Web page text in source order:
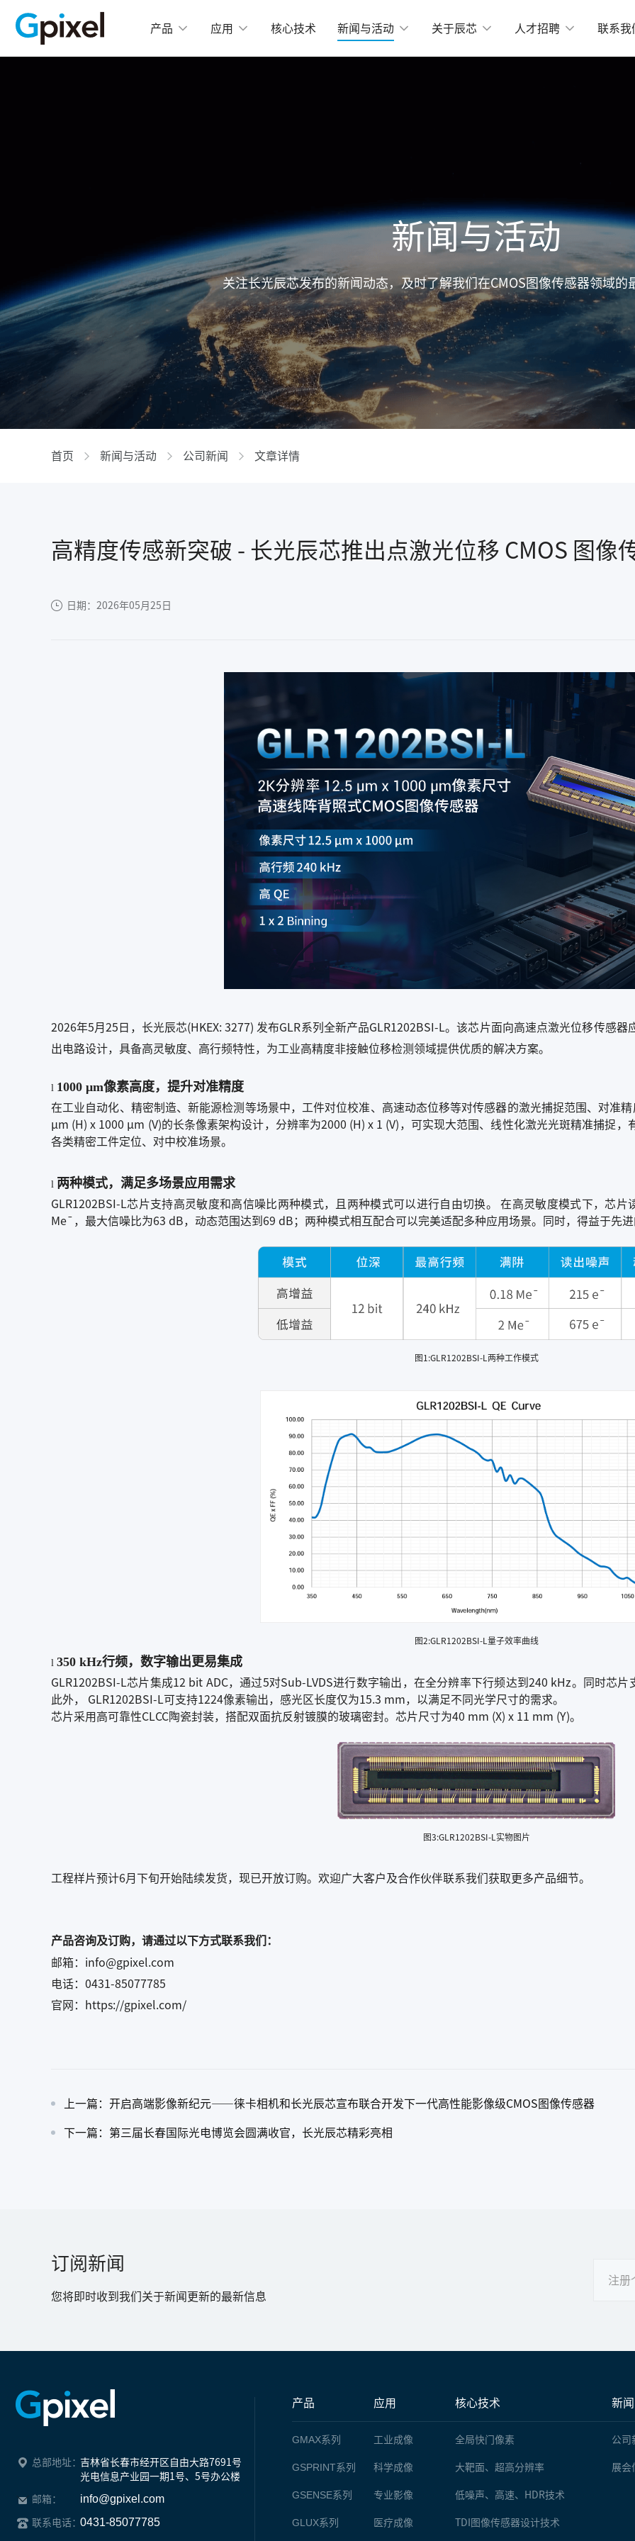
产品
GTOF
GL
GXS
GIR
高分辨率
GMAX15271BSI
GMAX32152
GMAX32103
GMAX4651
GMAX3265
应用 核心技术 新闻与活动 关于辰芯 人才招聘 联系我
新闻与活动
关注长光辰芯发布的新闻动态，及时了解我们在CMOS图像传感器领域的
首页 新闻与活动 公司新闻 文章详情
高精度传感新突破 - 长光辰芯推出点激光位移 CMOS 图像
日期：2026年05月25日
2026年5月25日，长光辰芯(HKEX: 3277) 发布GLR系列全新产品GLR1202BSI-L。该芯片面向高速点激光位移传感
出电路设计，具备高灵敏度、高行频特性，为工业高精度非接触位移检测领域提供优质的解决方案。
l 1000 μm像素高度，提升对准精度
在工业自动化、精密制造、新能源检测等场景中，工件对位校准、高速动态位移等对传感器的激光捕捉范围、对准
μm (H) x 1000 μm (V)的长条像素架构设计，分辨率为2000 (H) x 1 (V)，可实现大范围、线性化激光光斑精准捕捉
各类精密工件定位、对中校准场景。
l 两种模式，满足多场景应用需求
GLR1202BSI-L芯片支持高灵敏度和高信噪比两种模式，且两种模式可以进行自由切换。 在高灵敏度模式下，芯片
Me¯，最大信噪比为63 dB，动态范围达到69 dB；两种模式相互配合可以完美适配多种应用场景。同时，得益于先
图1:GLR1202BSI-L两种工作模式
图2:GLR1202BSI-L量子效率曲线
l 350 kHz行频，数字输出更易集成
GLR1202BSI-L芯片集成12 bit ADC，通过5对Sub-LVDS进行数字输出，在全分辨率下行频达到240 kHz。同时芯
此外， GLR1202BSI-L可支持1224像素输出，感光区长度仅为15.3 mm，以满足不同光学尺寸的需求。
芯片采用高可靠性CLCC陶瓷封装，搭配双面抗反射镀膜的玻璃密封。芯片尺寸为40 mm (X) x 11 mm (Y)。
图3:GLR1202BSI-L实物图片
工程样片预计6月下旬开始陆续发货，现已开放订购。欢迎广大客户及合作伙伴联系我们获取更多产品细节。
产品咨询及订购，请通过以下方式联系我们：
邮箱：info@gpixel.com
电话：0431-85077785
官网：https://gpixel.com/
上一篇：开启高端影像新纪元——徕卡相机和长光辰芯宣布联合开发下一代高性能影像级CMOS图像传感器
下一篇：第三届长春国际光电博览会圆满收官，长光辰芯精彩亮相
订阅新闻
您将即时收到我们关于新闻更新的最新信息
注册
总部地址：吉林省长春市经开区自由大路7691号
光电信息产业园一期1号、5号办公楼
邮箱： info@gpixel.com
联系电话：0431-85077785
产品
GMAX系列
GSPRINT系列
GSENSE系列
GLUX系列
应用
工业成像
科学成像
专业影像
医疗成像
核心技术
全局快门像素
大靶面、超高分辨率
低噪声、高速、HDR技术
TDI图像传感器设计技术
新
公司
展会